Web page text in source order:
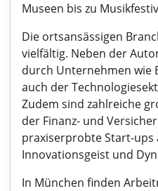
Museen bis zu
Die ortsansässigen
vielfältig. Neben der
durch Unternehmen wie
auch der
Zudem sind zahlreiche
der Finanz- und
praxiserprobte Start-ups
Innovationsgeist und
In München finden